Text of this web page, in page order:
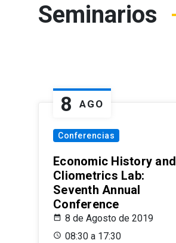
Seminarios
8 AGO
Conferencias
Economic History and
Cliometrics Lab:
Seventh Annual
Conference
8 de Agosto de 2019
08:30 a 17:30